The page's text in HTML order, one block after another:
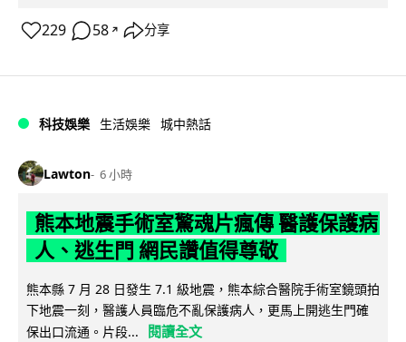
229 58 ↗ 分享
科技娛樂 生活娛樂 城中熱話
Lawton 6 小時
熊本地震手術室驚魂片瘋傳 醫護保護病
人、逃生門 網民讚值得尊敬
熊本縣 7 月 28 日發生 7.1 級地震，熊本綜合醫院手術室鏡頭拍
下地震一刻，醫護人員臨危不亂保護病人，更馬上開逃生門確
保出口流通。片段...
閱讀全文